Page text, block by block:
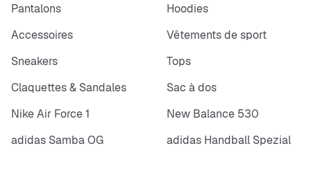
Pantalons
Hoodies
Accessoires
Vêtements de sport
Sneakers
Tops
Claquettes & Sandales
Sac à dos
Nike Air Force 1
New Balance 530
adidas Samba OG
adidas Handball Spezial